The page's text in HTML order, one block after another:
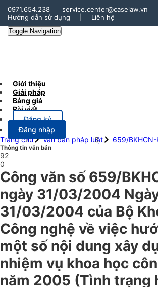
0971.654.238
service.center@caselaw.vn
Hướng dẫn sử dụng
Liên hệ
Toggle Navigation
Giới thiệu
Giải pháp
Bảng giá
Bài viết
Đăng ký
Đăng nhập
Trang chủ
Văn bản pháp luật 659/BKHCN-
Thông tin văn bản
92
0
Công văn số 659/
ngày 31/03/2004
31/03/2004 của Bộ
Công nghệ về việc
một số nội dung xây
nhiệm vụ khoa học
năm 2005 (Tình trạng